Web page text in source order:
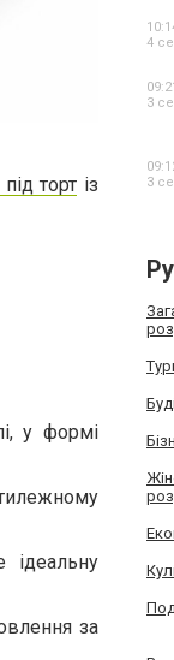
торт із
у формі
ідеальну
за
4
3
3